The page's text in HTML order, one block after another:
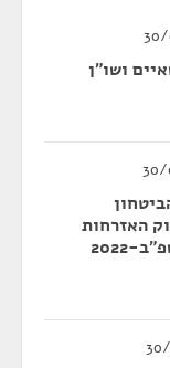
ושו"ן
האזרחות
2022